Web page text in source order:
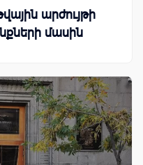
արժույթի
մասին